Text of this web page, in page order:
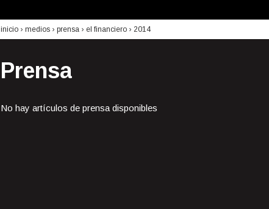
inicio › medios › prensa › el financiero › 2014
Prensa
No hay artículos de prensa disponibles